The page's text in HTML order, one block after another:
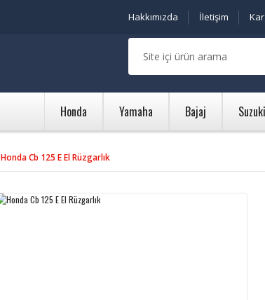
Hakkımızda İletişim
Honda Yamaha Bajaj Suzuki
Honda Cb 125 E El Rüzgarlık